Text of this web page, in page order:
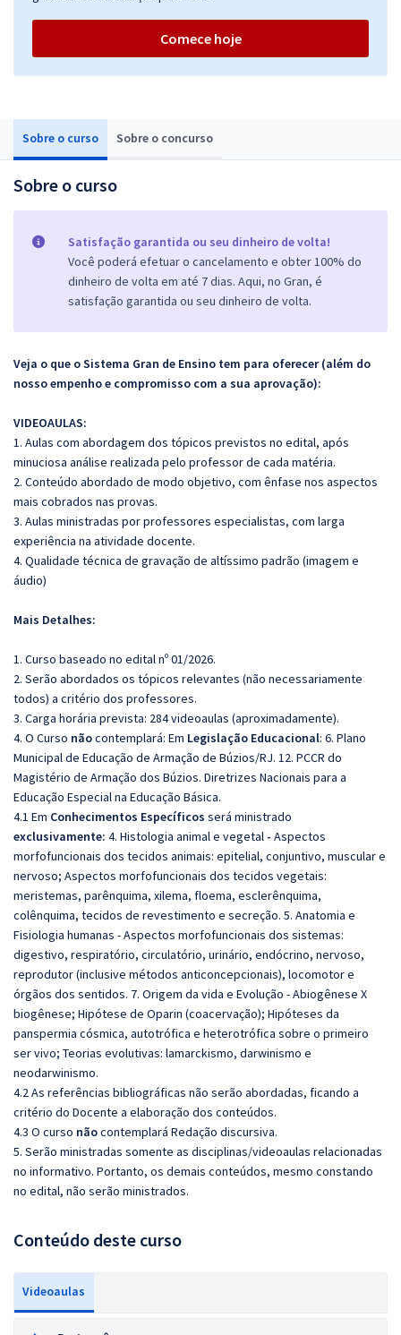
Sobre o curso Sobre o concurso
Sobre o curso
Satisfação garantida ou seu dinheiro de volta!
Você poderá efetuar o cancelamento e obter 100% do
dinheiro de volta em até 7 dias. Aqui, no Gran, é
satisfação garantida ou seu dinheiro de volta.
Veja o que o Sistema Gran de Ensino tem para oferecer (além do
nosso empenho e compromisso com a sua aprovação):
VIDEOAULAS:
1. Aulas com abordagem dos tópicos previstos no edital, após
minuciosa análise realizada pelo professor de cada matéria.
2. Conteúdo abordado de modo objetivo, com ênfase nos aspectos
mais cobrados nas provas.
3. Aulas ministradas por professores especialistas, com larga
experiência na atividade docente.
4. Qualidade técnica de gravação de altíssimo padrão (imagem e
áudio)
Mais Detalhes:
1. Curso baseado no edital nº 01/2026.
2. Serão abordados os tópicos relevantes (não necessariamente
todos) a critério dos professores.
3. Carga horária prevista: 284 videoaulas (aproximadamente).
4. O Curso nãocontemplará: Em Legislação Educacional: 6. Plano
Municipal de Educação de Armação de Búzios/RJ. 12. PCCR do
Magistério de Armação dos Búzios. Diretrizes Nacionais para a
Educação Especial na Educação Básica.
4.1 Em Conhecimentos Específicos será ministrado
exclusivamente: 4. Histologia animal e vegetal - Aspectos
morfofuncionais dos tecidos animais: epitelial, conjuntivo, muscular e
nervoso; Aspectos morfofuncionais dos tecidos vegetais:
meristemas, parênquima, xilema, floema, esclerênquima,
colênquima, tecidos de revestimento e secreção. 5. Anatomia e
Fisiologia humanas - Aspectos morfofuncionais dos sistemas:
digestivo, respiratório, circulatório, urinário, endócrino, nervoso,
reprodutor (inclusive métodos anticoncepcionais), locomotor e
órgãos dos sentidos. 7. Origem da vida e Evolução - Abiogênese X
biogênese; Hipótese de Oparin (coacervação); Hipóteses da
panspermia cósmica, autotrófica e heterotrófica sobre o primeiro
ser vivo; Teorias evolutivas: lamarckismo, darwinismo e
neodarwinismo.
4.2 As referências bibliográficas não serão abordadas, ficando a
critério do Docente a elaboração dos conteúdos.
4.3 O curso nãocontemplará Redação discursiva.
5. Serão ministradas somente as disciplinas/videoaulas relacionadas
no informativo. Portanto, os demais conteúdos, mesmo constando
no edital, não serão ministrados.
Conteúdo deste curso
Videoaulas
Comece hoje